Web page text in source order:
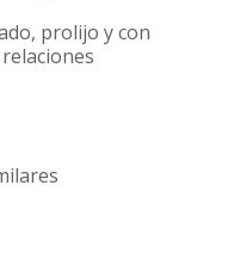
prolijo y con